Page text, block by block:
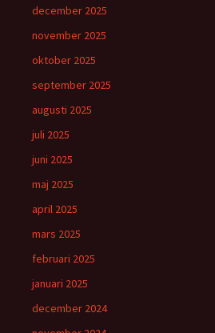
december 2025
november 2025
oktober 2025
september 2025
augusti 2025
juli 2025
juni 2025
maj 2025
april 2025
mars 2025
februari 2025
januari 2025
december 2024